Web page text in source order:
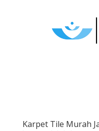
Karpet Tile Murah